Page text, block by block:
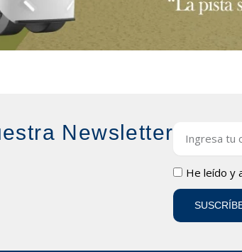
Newsletter
LOPDHe leído y